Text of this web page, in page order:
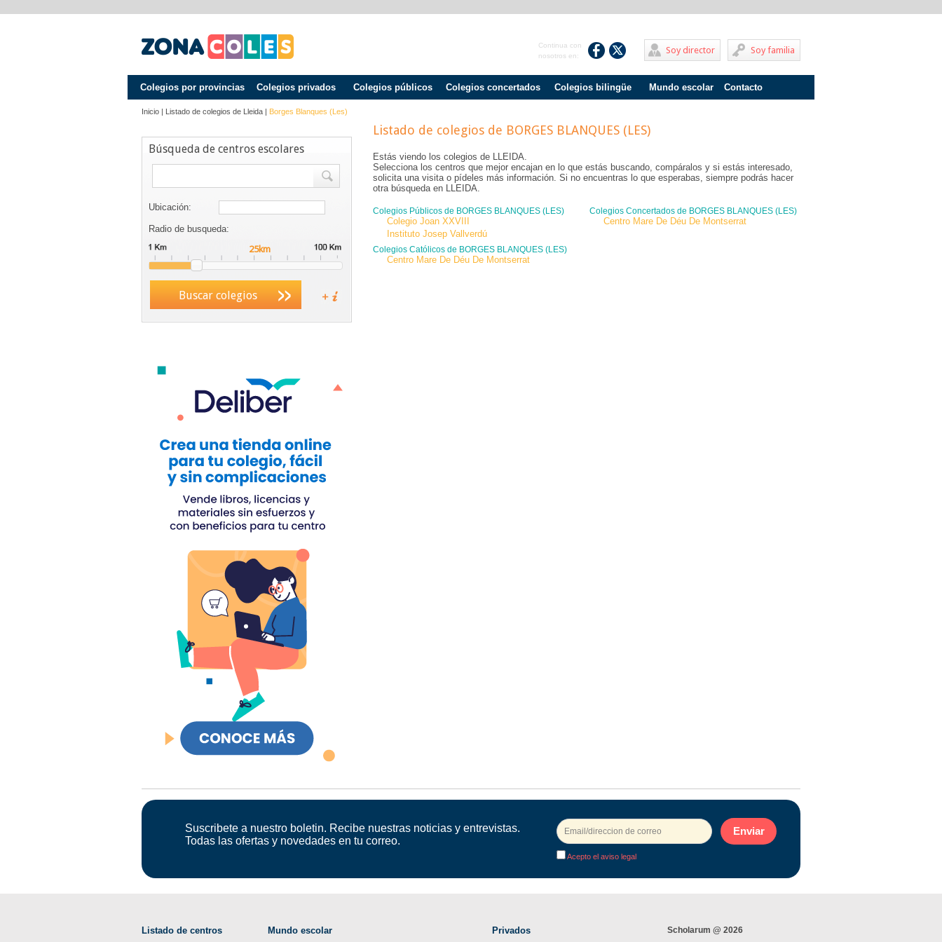
Soy familia
Soy director
Continua con
nosotros en:
Colegios por provincias Colegios privados Colegios públicos Colegios concertados Colegios bilingüe Mundo escolar
Adolescentes
Internados
Fracaso escolar
Acoso escolar
Contacto
Inicio | Listado de colegios de Lleida | Borges Blanques (les)
Búsqueda de centros escolares
Ubicación:
Radio de busqueda:
Buscar colegios
Listado de colegios de BORGES BLANQUES (LES)
Estás viendo los colegios de LLEIDA.
Selecciona los centros que mejor encajan en lo que estás buscando, compáralos y si estás interesado,
solicita una visita o pídeles más información. Si no encuentras lo que esperabas, siempre podrás hacer
otra búsqueda en LLEIDA.
Colegios Públicos de BORGES BLANQUES (LES)
Colegio Joan XXVIII
Instituto Josep Vallverdú
Colegios Concertados de BORGES BLANQUES (LES)
Centro Mare De Déu De Montserrat
Colegios Católicos de BORGES BLANQUES (LES)
Centro Mare De Déu De Montserrat
Suscribete a nuestro boletin. Recibe nuestras noticias y entrevistas.
Todas las ofertas y novedades en tu correo.
Enviar
Acepto el aviso legal
Listado de centros Mundo escolar Privados Scholarum @ 2026